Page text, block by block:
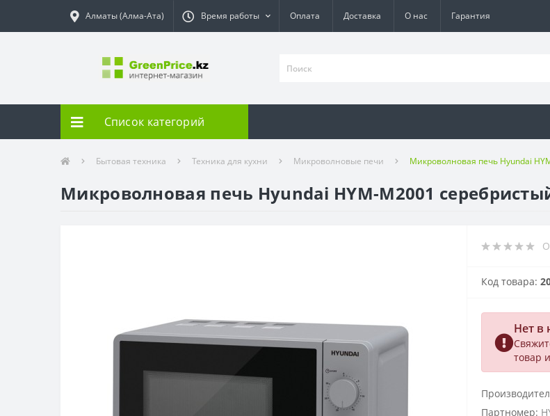
Алматы (Алма-Ата) Время работы Оплата Доставка О нас Гарантия
Список категорий
Бытовая техника Техника для кухни Микроволновые печи Микроволновая печь Hyundai
Микроволновая печь Hyundai HYM-M2001
Код товара:
Нет в
товар
Партномер: